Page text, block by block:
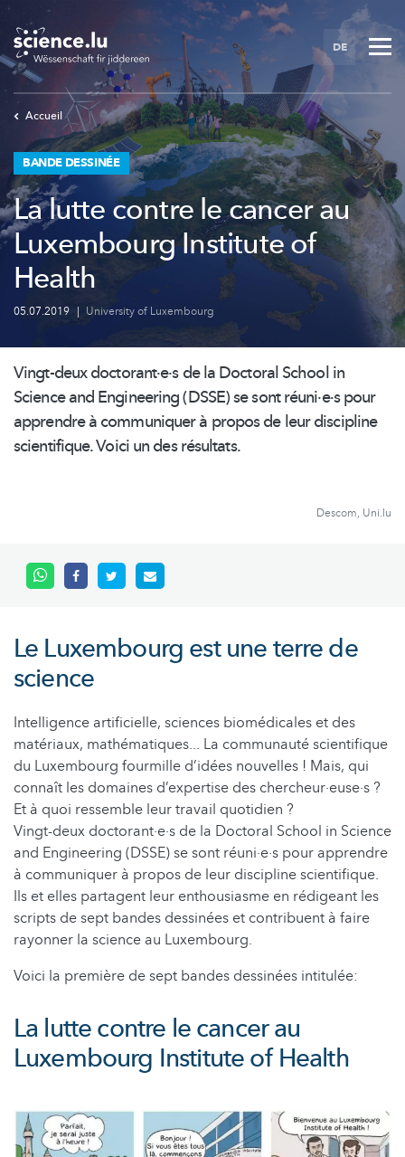
Skip
main
content
DE
Accueil
BANDE DESSINÉE
La lutte contre le cancer au
Luxembourg Institute of
Health
05.07.2019 | University of Luxembourg
Vingt-deuxdoctorant·e·sde la Doctoral School in
Science and Engineering (DSSE) se sont réuni·e·s pour
apprendre à communiquer à propos de leur discipline
scientifique. Voici un des résultats.
Descom, Uni.lu
Le Luxembourg est une terre de
science
Intelligence artificielle, sciences biomédicales et des
matériaux, mathématiques... La communauté scientifique
du Luxembourg fourmille d’idées nouvelles ! Mais, qui
connaît les domaines d’expertise des chercheur·euse·s ?
Et à quoi ressemble leur travail quotidien ?
Vingt-deux doctorant·e·s de la Doctoral School in Science
and Engineering (DSSE) se sont réuni·e·s pour apprendre
à communiquer à propos de leur discipline scientifique.
Ils et elles partagent leur enthousiasme en rédigeant les
scripts de sept bandes dessinées et contribuent à faire
rayonner la science au Luxembourg.
Voici la première de sept bandes dessinées intitulée:
La lutte contre le cancer au
Luxembourg Institute of Health